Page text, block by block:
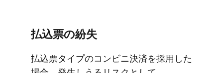
払込票の​紛失
払込票タイプの​コンビニ決済を​採用した​